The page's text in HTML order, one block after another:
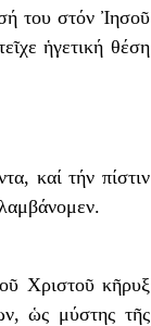
του στόν Ἰησοῦ
ἡγετική θέση
καί τήν πίστιν
Χριστοῦ κῆρυξ
ὡς μύστης τῆς